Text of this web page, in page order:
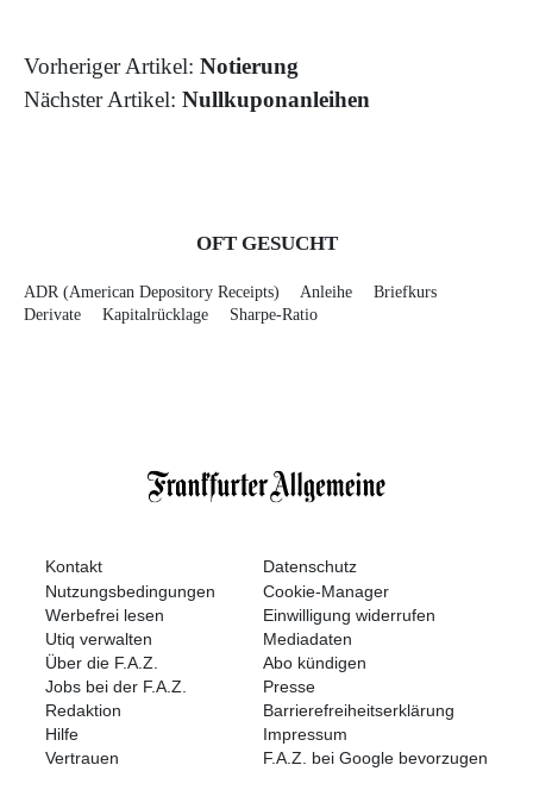
Vorheriger Artikel: Notierung
Nächster Artikel: Nullkuponanleihen
OFT GESUCHT
ADR (American Depository Receipts) Anleihe
Briefkurs
Derivate
Kapitalrücklage Sharpe-Ratio
Kontakt
Datenschutz
Nutzungsbedingungen
Cookie-Manager
Werbefrei lesen
Einwilligung widerrufen
Utiq verwalten
Mediadaten
Über die F.A.Z.
Abo kündigen
Jobs bei der F.A.Z.
Presse
Redaktion
Barrierefreiheitserklärung
Hilfe
Impressum
Vertrauen
F.A.Z. bei Google bevorzugen